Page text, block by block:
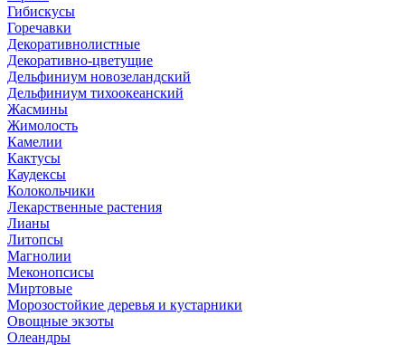
Гибискусы
Горечавки
Декоративнолистные
Декоративно-цветущие
Дельфиниум новозеландский
Дельфиниум тихоокеанский
Жасмины
Жимолость
Камелии
Кактусы
Каудексы
Колокольчики
Лекарственные растения
Лианы
Литопсы
Магнолии
Меконопсисы
Миртовые
Морозостойкие деревья и кустарники
Овощные экзоты
Олеандры